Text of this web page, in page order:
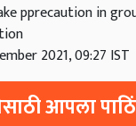
pprecaution in
2021, 09:27 IST
आपला